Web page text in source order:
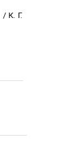
/ К. Г.